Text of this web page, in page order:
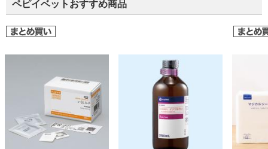
ペピイベットおすすめ商品